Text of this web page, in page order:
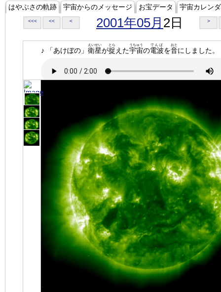
はやぶさの軌跡 宇宙からのメッセージ お宝データ 宇宙カレン
<<< << < 2001年05月 2日 >
♪ 「あけぼの」 衛星
えいせい
が捉
とら
えた宇宙
うちゅう
の電波
でんぱ
を音
おと
にしました。